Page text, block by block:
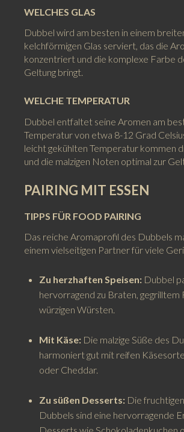
WELCHES GLAS
Dubbel wird am besten in einem
kelchförmigen Glas serviert, das die
konzentriert und die komplexe Farbe
Geltung bringt.
WELCHE TEMPERATUR
Dubbel entfaltet seine Aromen am
Temperatur von etwa 8-12 Grad
leicht gekühlten Temperatur kommen
und die malzigen Noten optimal zur
PAIRING MIT ESSEN
TIPPS FÜR FOOD PAIRING
Das reiche Aromaprofil des Dubbels
einem vielseitigen Partner für viele
Zu herzhaften Speisen: Dubbel
hervorragend zu Braten, gegrilltem
würzigen Würsten.
Mit Käse: Die malzige Süße des
harmoniert gut mit reifen
oder Cheddar.
Zu süßen Desserts: Die
Dubbels sind eine hervorragende